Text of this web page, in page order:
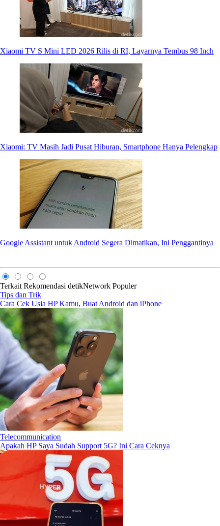
Xiaomi TV S Mini LED 2026 Rilis di RI, Layarnya Tembus 98 Inch
Xiaomi: TV Masih Jadi Pusat Hiburan, Smartphone Hanya Pelengkap
Google Assistant untuk Android Segera Dimatikan, Ini Penggantinya
Terkait Rekomendasi detikNetwork Populer
Tips dan Trik
Cara Cek Usia HP Kamu, Buat Android dan iPhone
Telecommunication
Apakah HP Saya Sudah Support 5G? Ini Cara Ceknya